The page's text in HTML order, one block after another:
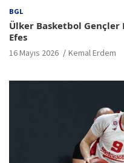
BGL
Ülker Basketbol
Efes
16 Mayıs 2026 Kemal Erdem